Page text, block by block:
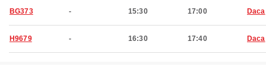
BG373 - 15:30 17:00 Daca
H9679 - 16:30 17:40 Daca